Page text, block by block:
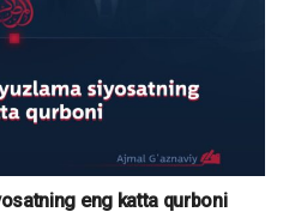
eng katta qurboni